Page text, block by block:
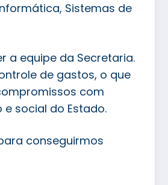
Sistemas de
a equipe da Secretaria.
de gastos, o que
com
social do Estado.
conseguirmos